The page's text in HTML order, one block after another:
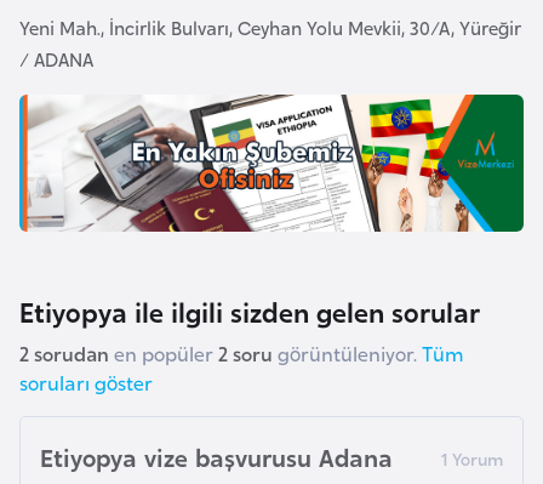
Yeni Mah., İncirlik Bulvarı, Ceyhan Yolu Mevkii, 30/A, Yüreğir
/ ADANA
Etiyopya ile ilgili sizden gelen sorular
2 sorudan en popüler2 soru görüntüleniyor. Tüm
soruları göster
Etiyopya vize başvurusu Adana
a
s
o
Ç
a
Ç
k
m